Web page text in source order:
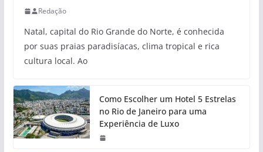
Redação
Natal, capital do Rio Grande do Norte, é conhecida
por suas praias paradisíacas, clima tropical e rica
cultura local. Ao
Como Escolher um Hotel 5 Estrelas
no Rio de Janeiro para uma
Experiência de Luxo